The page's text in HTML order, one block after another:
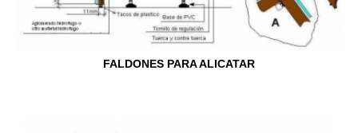
FALDONES PARA ALICATAR